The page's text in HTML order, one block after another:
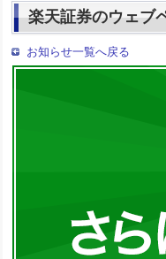
楽天証券のウェブ
お知らせ一覧へ戻る